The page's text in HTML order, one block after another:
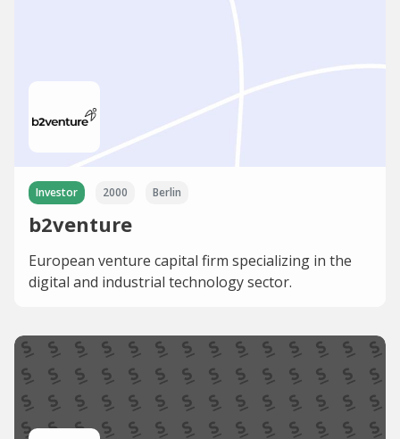
Investor 2000 Berlin
b2venture
European venture capital firm specializing in the
digital and industrial technology sector.